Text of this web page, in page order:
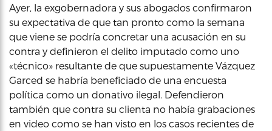
Ayer, la exgobernadora y sus abogados confirmaron
su expectativa de que tan pronto como la semana
que viene se podría concretar una acusación en su
contra y definieron el delito imputado como uno
«técnico» resultante de que supuestamente Vázquez
Garced se habría beneficiado de una encuesta
política como un donativo ilegal. Defendieron
también que contra su clienta no había grabaciones
en video como se han visto en los casos recientes de